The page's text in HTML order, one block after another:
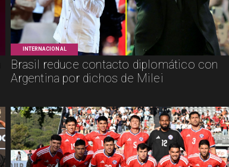
INTERNACIONAL
Brasil reduce contacto diplomático con
Argentina por dichos de Milei